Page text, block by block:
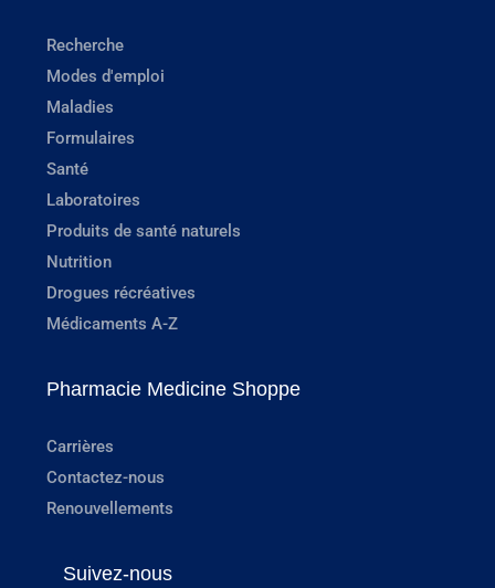
Recherche
Modes d'emploi
Maladies
Formulaires
Santé
Laboratoires
Produits de santé naturels
Nutrition
Drogues récréatives
Médicaments A-Z
Pharmacie Medicine Shoppe
Carrières
Contactez-nous
Renouvellements
Suivez-nous